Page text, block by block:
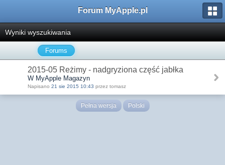
Forum MyApple.pl
Wyniki wyszukiwania
Forums
2015-05 Reżimy - nadgryziona część jabłka
W MyApple Magazyn
Napisano 21 sie 2015 10:43 przez tomasz
Pełna wersja Polski